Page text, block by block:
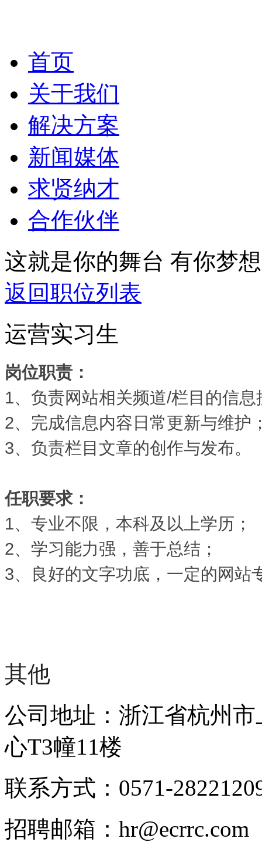
首页
关于我们
解决方案
新闻媒体
求贤纳才
合作伙伴
这就是你的舞台 有你梦
返回职位列表
运营实习生
岗位职责：
1、负责网站相关频道/栏目的信
2、完成信息内容日常更新与维护
3、负责栏目文章的创作与发布。
任职要求：
1、专业不限，本科及以上学历；
2、学习能力强，善于总结；
3、良好的文字功底，一定的网站
其他
公司地址：浙江省杭州
心T3幢11楼
联系方式：0571-
招聘邮箱：hr@ecrrc.com